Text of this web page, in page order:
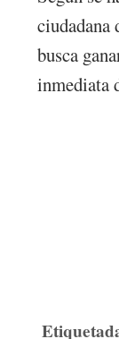
ciudadana
busca
inmediata